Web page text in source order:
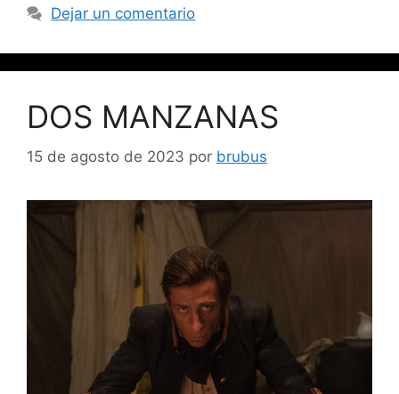
Dejar un comentario
DOS MANZANAS
15 de agosto de 2023 por brubus